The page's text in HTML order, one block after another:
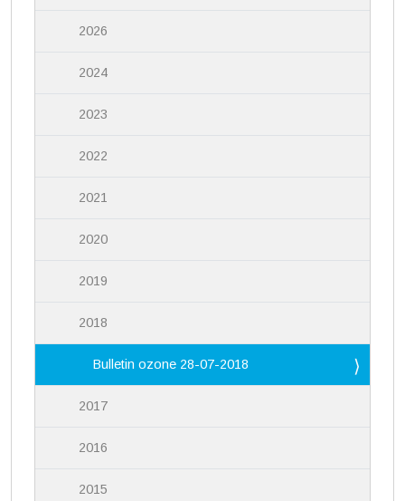
2026
2024
2023
2022
2021
2020
2019
2018
Bulletin ozone 28-07-2018
2017
2016
2015